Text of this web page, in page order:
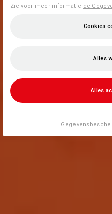
Zie voor meer informatie de
Cookies
Alles
Alles